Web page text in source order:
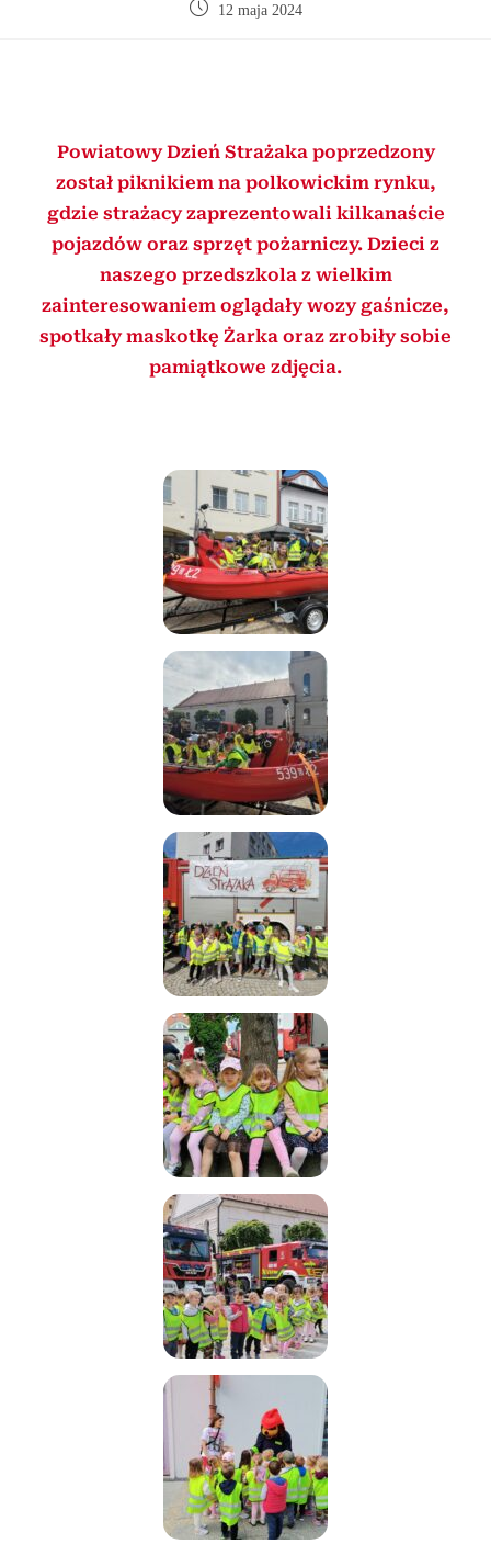
12 maja 2024
Powiatowy Dzień Strażaka poprzedzony
został piknikiem na polkowickim rynku,
gdzie strażacy zaprezentowali kilkanaście
pojazdów oraz sprzęt pożarniczy. Dzieci z
naszego przedszkola z wielkim
zainteresowaniem oglądały wozy gaśnicze,
spotkały maskotkę Żarka oraz zrobiły sobie
pamiątkowe zdjęcia.